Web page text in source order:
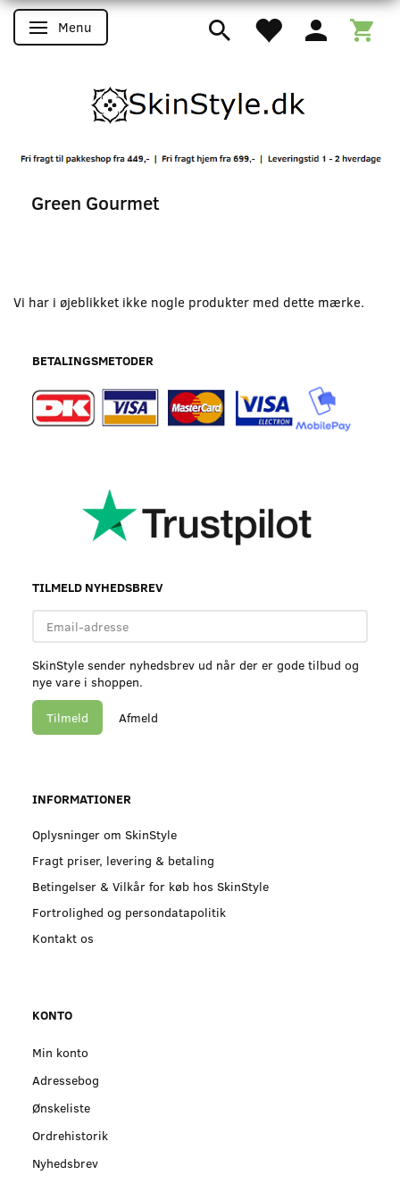
Skifte navigation
Menu
Green Gourmet
Vi har i øjeblikket ikke nogle produkter med dette mærke.
BETALINGSMETODER
TILMELD NYHEDSBREV
adresse
SkinStyle sender nyhedsbrev ud når der er gode tilbud og
nye vare i shoppen.
Tilmeld Afmeld
INFORMATIONER
Oplysninger om SkinStyle
Fragt priser, levering & betaling
Betingelser & Vilkår for køb hos SkinStyle
Fortrolighed og persondatapolitik
Kontakt os
KONTO
Min konto
Adressebog
Ønskeliste
Ordrehistorik
Nyhedsbrev